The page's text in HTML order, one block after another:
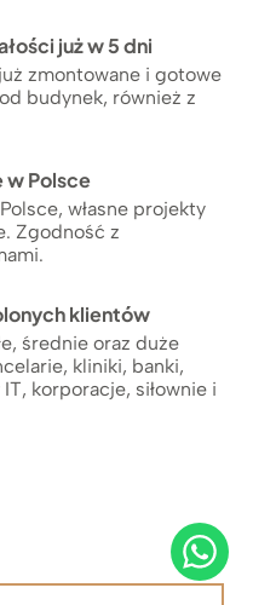
już w 5 dni
zmontowane i gotowe
budynek, również z
w Polsce
własne projekty
Zgodność z
klientów
średnie oraz duże
kliniki, banki,
korporacje, siłownie i